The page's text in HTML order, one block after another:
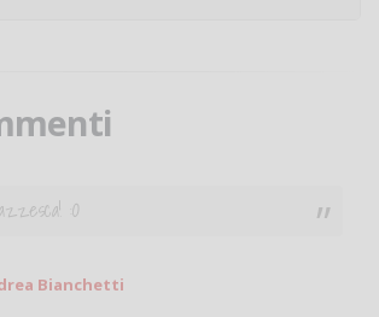
da poco e vorrei tornare a
in zona e puoi giocare fammi sapere.